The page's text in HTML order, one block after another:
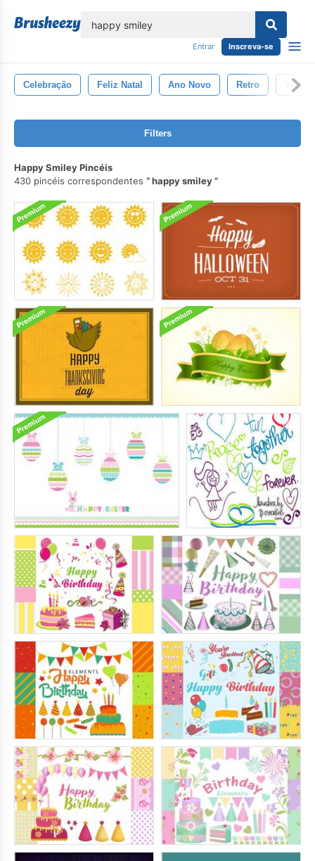
Entrar Inscreva-se
Celebração Feliz Natal Ano Novo Retro
Filters
Happy Smiley Pincéis
430 pincéis correspondentes
happy smiley